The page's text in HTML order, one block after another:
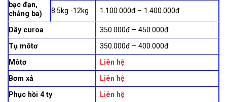
bạc đạn,
chảng ba)
8.5kg -12kg 1.100.000đ – 1.400.000đ
Dây curoa
350.000đ – 450.000đ
Tụ môtơ
350.000đ – 400.000đ
Môtơ
Liên hệ
Bơm xả
Liên hệ
Phục hồi 4 ty
Liên hệ